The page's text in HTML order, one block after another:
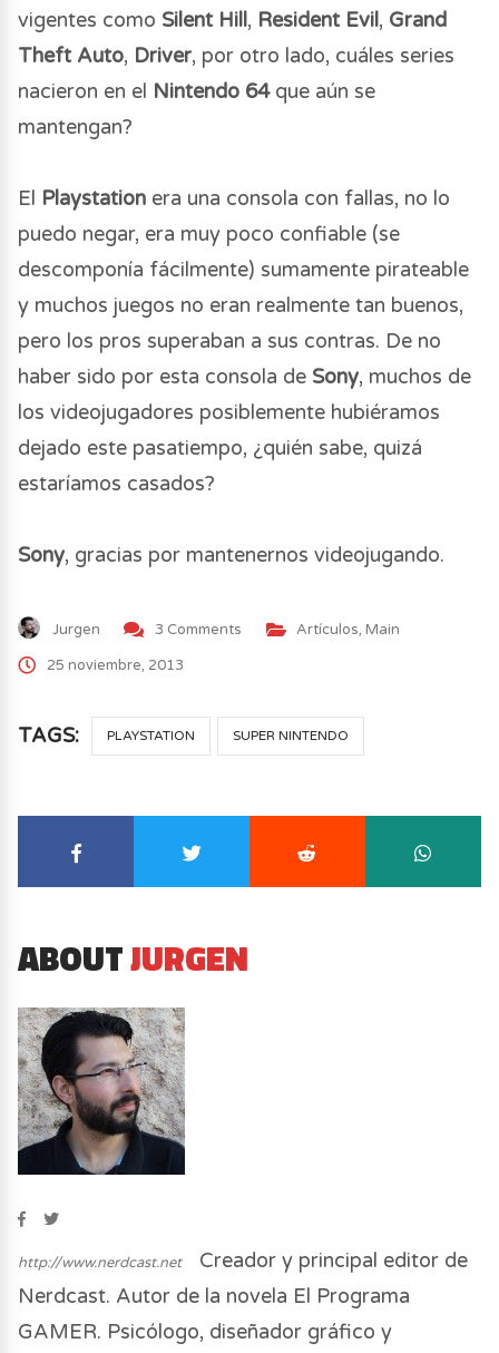
vigentes como Silent Hill, Resident Evil, Grand
Theft Auto, Driver, por otro lado, cuáles series
nacieron en el Nintendo 64que aún se
mantengan?
El Playstation era una consola con fallas, no lo
puedo negar, era muy poco confiable (se
descomponía fácilmente) sumamente pirateable
y muchos juegos no eran realmente tan buenos,
pero los pros superaban a sus contras. De no
haber sido por esta consola de Sony, muchos de
los videojugadores posiblemente hubiéramos
dejado este pasatiempo, ¿quién sabe, quizá
estaríamos casados?
Sony, gracias por mantenernos videojugando.
Jurgen 3 Comments Artículos,Main
25 noviembre, 2013
TAGS: PLAYSTATION SUPER NINTENDO
ABOUTJURGEN
http://www.nerdcast.net
Creador y principal editor de
Nerdcast. Autor de la novela El Programa
GAMER. Psicólogo, diseñador gráfico y